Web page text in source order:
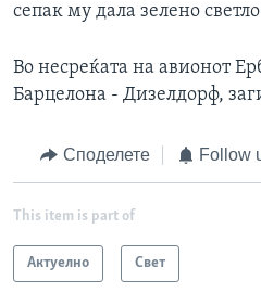
сепак му дала зелено
Во несреќата на авионот
Барцелона - Дизелдорф,
Споделете Follow
This item is part of
Актуелно Свет